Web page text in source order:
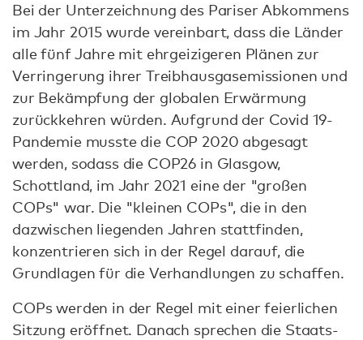
Bei der Unterzeichnung des Pariser Abkommens
im Jahr 2015 wurde vereinbart, dass die Länder
alle fünf Jahre mit ehrgeizigeren Plänen zur
Verringerung ihrer Treibhausgasemissionen und
zur Bekämpfung der globalen Erwärmung
zurückkehren würden. Aufgrund der Covid 19-
Pandemie musste die COP 2020 abgesagt
werden, sodass die COP26 in Glasgow,
Schottland, im Jahr 2021 eine der "großen
COPs" war. Die "kleinen COPs", die in den
dazwischen liegenden Jahren stattfinden,
konzentrieren sich in der Regel darauf, die
Grundlagen für die Verhandlungen zu schaffen.
COPs werden in der Regel mit einer feierlichen
Sitzung eröffnet. Danach sprechen die Staats-